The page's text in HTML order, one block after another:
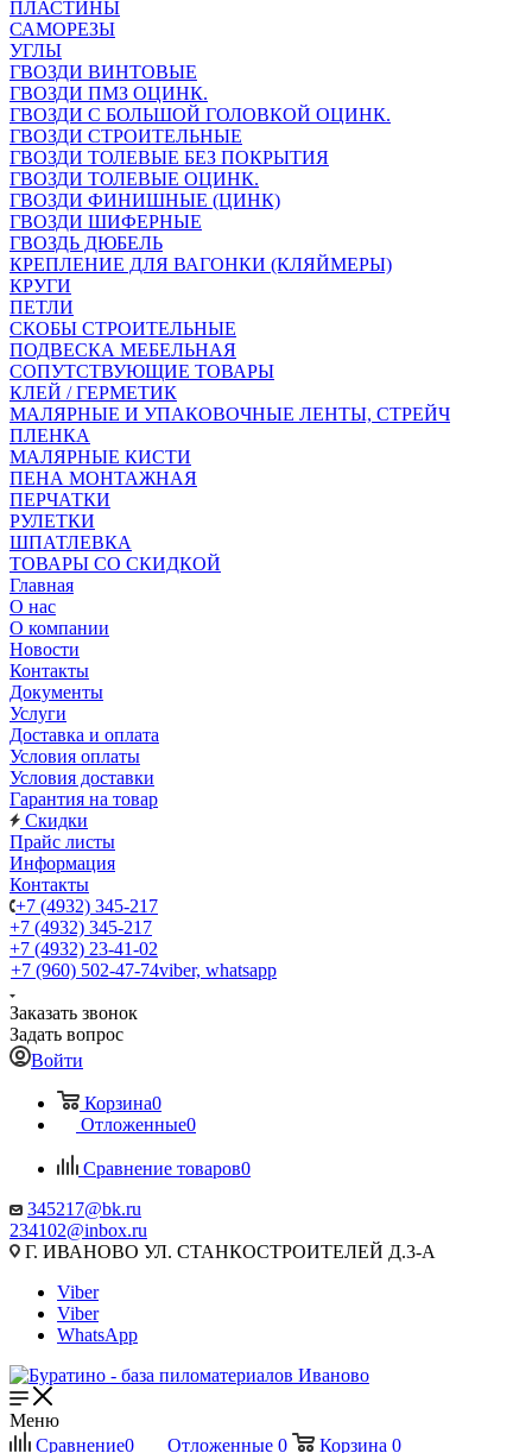
ПЛАСТИНЫ
САМОРЕЗЫ
УГЛЫ
ГВОЗДИ ВИНТОВЫЕ
ГВОЗДИ ПМЗ ОЦИНК.
ГВОЗДИ С БОЛЬШОЙ ГОЛОВКОЙ ОЦИНК.
ГВОЗДИ СТРОИТЕЛЬНЫЕ
ГВОЗДИ ТОЛЕВЫЕ БЕЗ ПОКРЫТИЯ
ГВОЗДИ ТОЛЕВЫЕ ОЦИНК.
ГВОЗДИ ФИНИШНЫЕ (ЦИНК)
ГВОЗДИ ШИФЕРНЫЕ
ГВОЗДЬ ДЮБЕЛЬ
КРЕПЛЕНИЕ ДЛЯ ВАГОНКИ (КЛЯЙМЕРЫ)
КРУГИ
ПЕТЛИ
СКОБЫ СТРОИТЕЛЬНЫЕ
ПОДВЕСКА МЕБЕЛЬНАЯ
СОПУТСТВУЮЩИЕ ТОВАРЫ
КЛЕЙ / ГЕРМЕТИК
МАЛЯРНЫЕ И УПАКОВОЧНЫЕ ЛЕНТЫ, СТРЕЙЧ
ПЛЕНКА
МАЛЯРНЫЕ КИСТИ
ПЕНА МОНТАЖНАЯ
ПЕРЧАТКИ
РУЛЕТКИ
ШПАТЛЕВКА
ТОВАРЫ СО СКИДКОЙ
Главная
О нас
О компании
Новости
Контакты
Документы
Услуги
Доставка и оплата
Условия оплаты
Условия доставки
Гарантия на товар
Скидки
Прайс листы
Информация
Контакты
+7 (4932) 345-217
+7 (4932) 345-217
+7 (4932) 23-41-02
+7 (960) 502-47-74viber, whatsapp
Заказать звонок
Задать вопрос
Войти
Корзина0
Отложенные0
Сравнение товаров0
345217@bk.ru
234102@inbox.ru
Г. ИВАНОВО УЛ. СТАНКОСТРОИТЕЛЕЙ Д.3-А
Viber
Viber
WhatsApp
Меню
Сравнение0 Отложенные 0 Корзина 0